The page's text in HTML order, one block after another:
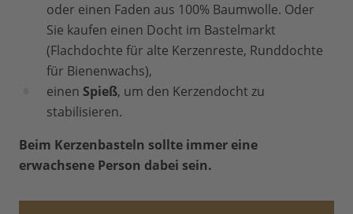
oder einen Faden aus 100% Baumwolle. Oder
Sie kaufen einen Docht im Bastelmarkt
(Flachdochte für alte Kerzenreste, Runddochte
für Bienenwachs),
einen Spieß, um den Kerzendocht zu
stabilisieren.
Beim Kerzenbasteln sollte immer eine
erwachsene Person dabei sein.